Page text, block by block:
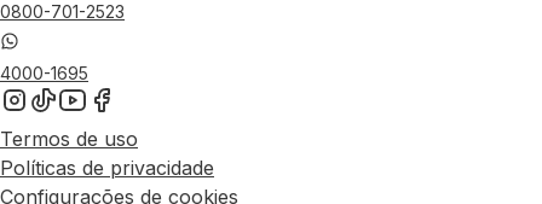
0800-701-2523
4000-1695
Termos de uso
Políticas de privacidade
Configurações de cookies